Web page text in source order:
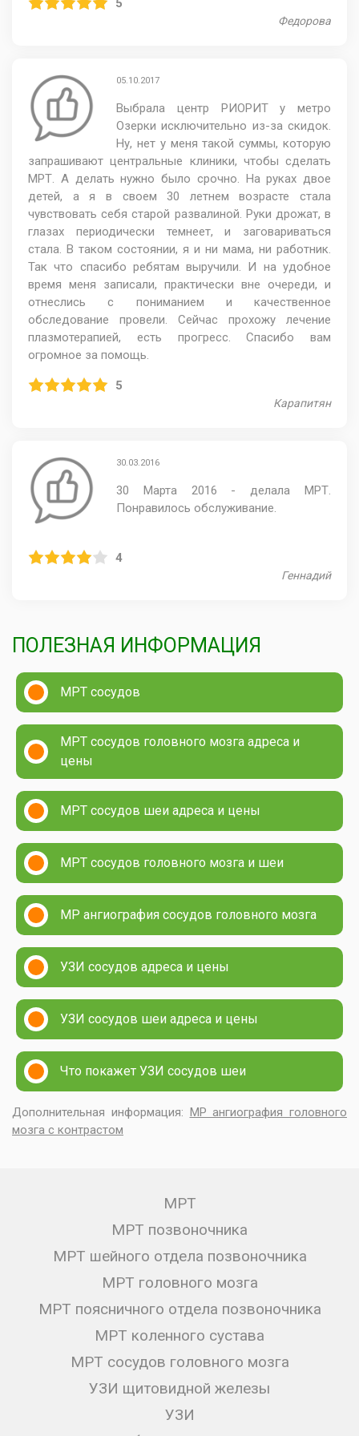
5
Федорова
05.10.2017
Выбрала центр РИОРИТ у метро
Озерки исключительно из-за скидок.
Ну, нет у меня такой суммы, которую
запрашивают центральные клиники, чтобы сделать
МРТ. А делать нужно было срочно. На руках двое
детей, а я в своем 30 летнем возрасте стала
чувствовать себя старой развалиной. Руки дрожат, в
глазах периодически темнеет, и заговариваться
стала. В таком состоянии, я и ни мама, ни работник.
Так что спасибо ребятам выручили. И на удобное
время меня записали, практически вне очереди, и
отнеслись с пониманием и качественное
обследование провели. Сейчас прохожу лечение
плазмотерапией, есть прогресс. Спасибо вам
огромное за помощь.
5
Карапитян
30.03.2016
30 Марта 2016 - делала МРТ.
Понравилось обслуживание.
4
Геннадий
ПОЛЕЗНАЯ ИНФОРМАЦИЯ
МРТ сосудов
МРТ сосудов головного мозга адреса и
цены
МРТ сосудов шеи адреса и цены
МРТ сосудов головного мозга и шеи
МР ангиография сосудов головного мозга
УЗИ сосудов адреса и цены
УЗИ сосудов шеи адреса и цены
Что покажет УЗИ сосудов шеи
Дополнительная информация: МР ангиография головного
мозга с контрастом
МРТ
МРТ позвоночника
МРТ шейного отдела позвоночника
МРТ головного мозга
МРТ поясничного отдела позвоночника
МРТ коленного сустава
МРТ сосудов головного мозга
УЗИ щитовидной железы
УЗИ